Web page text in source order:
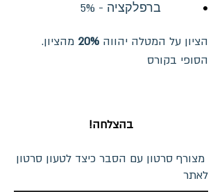
5% - ברפלקציה •
.הציון על המטלה יהווה 20% מהציון
הסופי בקורס
בהצלחה!
מצורף סרטון עם הסבר כיצד לטעון סרטון
לאתר